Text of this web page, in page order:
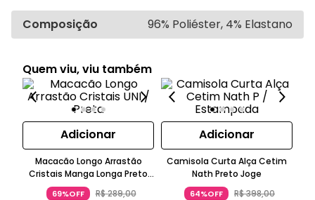
Composição 96% Poliéster, 4% Elastano
Quem viu, viu também
Adicionar
Macacão Longo Arrastão
Cristais Manga Longa Preto
Joge
69%OFF R$289,00
Adicionar
Camisola Curta Alça Cetim
Nath Preto Joge
64%OFF R$398,00